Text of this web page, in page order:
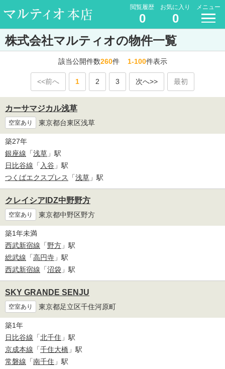
閲覧履歴
0
お気に入り
0
メニュー
株式会社マルティオの物件一覧
該当公開件数260件1-100件表示
<<前へ 1 2 3 次へ>> 最初
カーサマジカル浅草
空室あり 東京都台東区浅草
築27年
銀座線 「浅草 」駅
日比谷線 「 入谷 」駅
つくばエクスプレス
「浅草 」駅
クレイシアIDZ中野野方
空室あり 東京都中野区野方
築1年未満
西武新宿線 「野方 」駅
総武線 「高円寺 」駅
西武新宿線 「沼袋 」駅
SKY GRANDE SENJU
空室あり 東京都足立区千住河原町
築1年
日比谷線 「北千住 」駅
京成本線 「千住大橋 」駅
常磐線 「南千住 」駅